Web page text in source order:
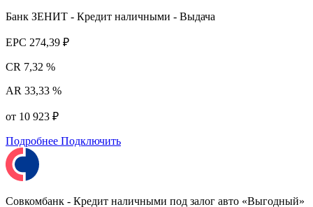
Банк ЗЕНИТ - Кредит наличными - Выдача
EPC 274,39 ₽
CR 7,32 %
AR 33,33 %
от 10 923 ₽
Подробнее Подключить
Совкомбанк - Кредит наличными под залог авто «Выгодный»